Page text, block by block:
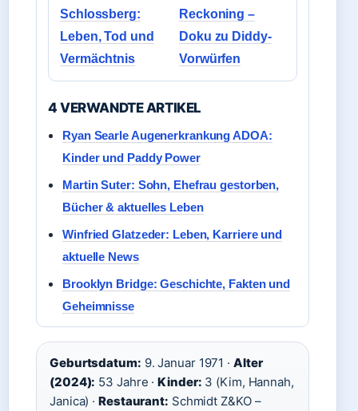
Schlossberg:
Leben, Tod und
Vermächtnis
Reckoning –
Doku zu Diddy-
Vorwürfen
4 VERWANDTE ARTIKEL
Ryan Searle Augenerkrankung ADOA:
Kinder und Paddy Power
Martin Suter: Sohn, Ehefrau gestorben,
Bücher & aktuelles Leben
Winfried Glatzeder: Leben, Karriere und
aktuelle News
Brooklyn Bridge: Geschichte, Fakten und
Geheimnisse
Geburtsdatum: 9. Januar 1971 · Alter
(2024): 53 Jahre ·Kinder: 3 (Kim, Hannah,
Janica) ·Restaurant: Schmidt Z&KO –